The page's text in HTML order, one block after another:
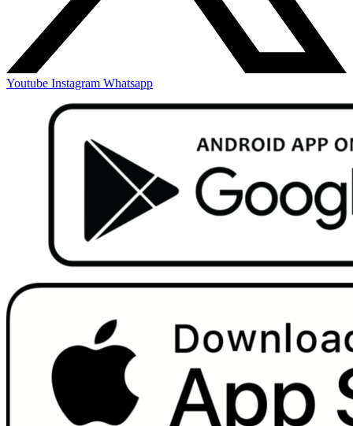
Youtube Instagram Whatsapp